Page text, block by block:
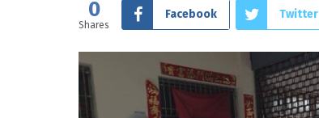
0
Shares
Facebook Twitter